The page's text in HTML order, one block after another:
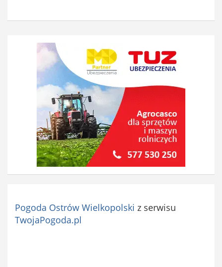
Pogoda Ostrów Wielkopolski z serwisu
TwojaPogoda.pl